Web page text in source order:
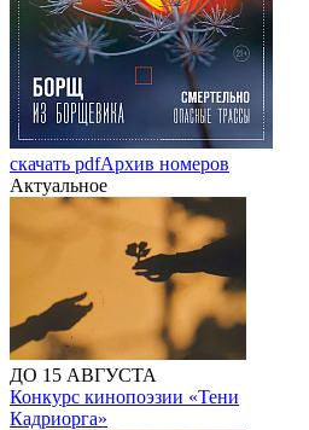
скачать pdfАрхив номеров
Актуальное
ДО 15 АВГУСТА
Конкурс кинопоэзии «Тени
Кадриорга»